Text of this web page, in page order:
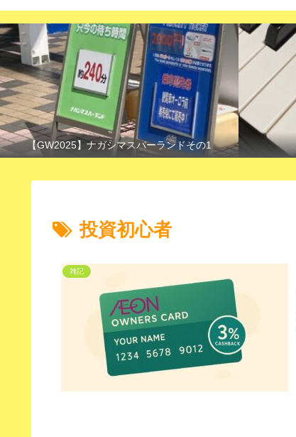
【GW2025】ナガシマスパーランドその1
投資初心者
雑記